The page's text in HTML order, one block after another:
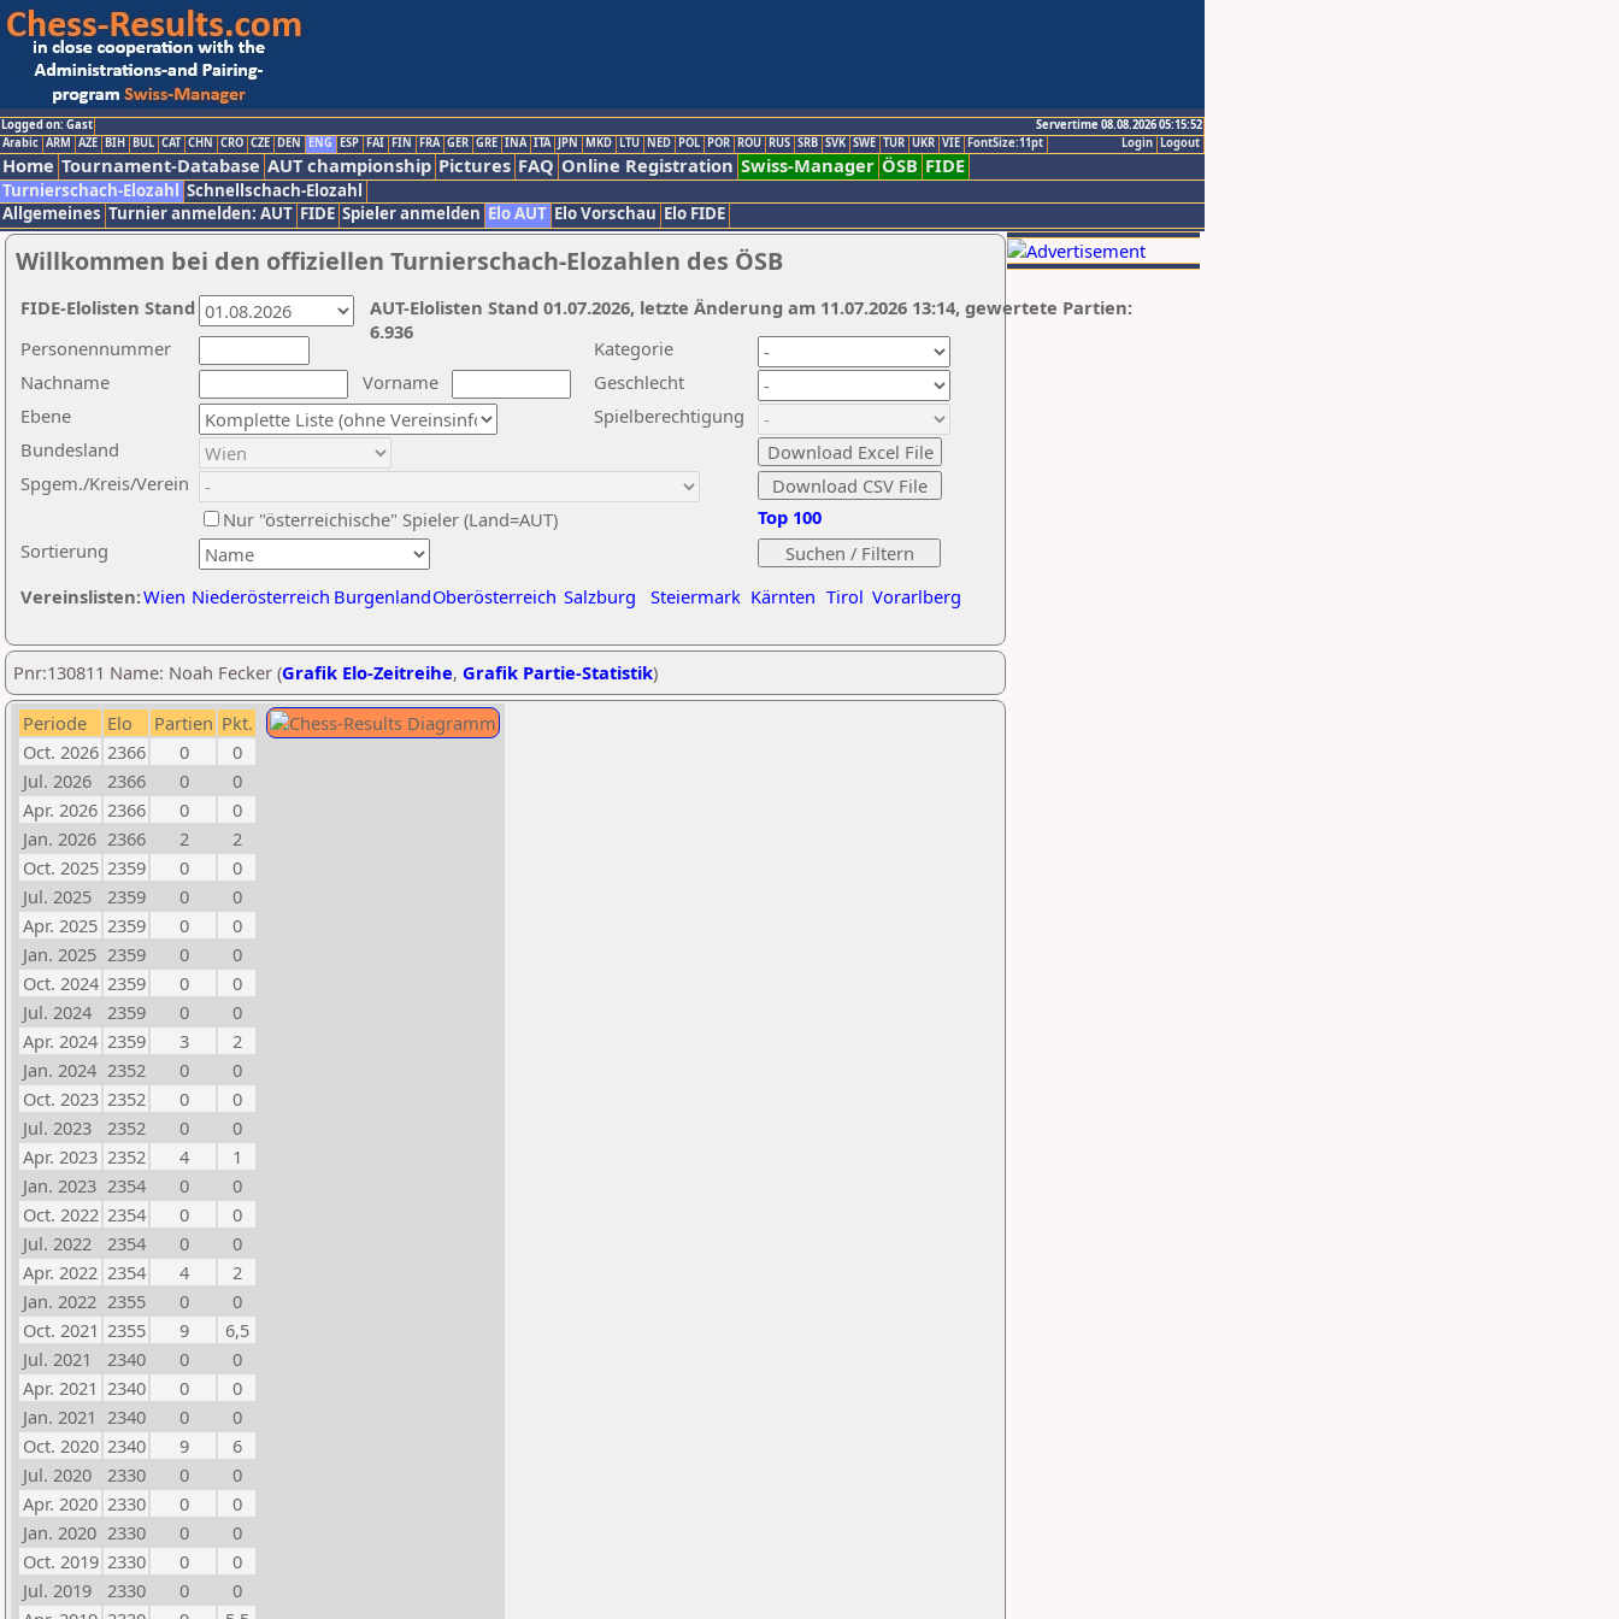
Logged on: Gast
Servertime 08.08.2026 05:15:52
Logout
Login
Arabic ARM AZE BIH BUL CAT CHN CRO CZE DEN ENG ESP FAI FIN FRA GER GRE INA ITA JPN MKD LTU NED POL POR ROU RUS SRB SVK SWE TUR UKR VIE FontSize:11pt
Home Tournament-Database AUT championship Pictures FAQ Online Registration Swiss-Manager ÖSB FIDE
Turnierschach-Elozahl Schnellschach-Elozahl
Allgemeines Turnier anmelden: AUT FIDE Spieler anmelden Elo AUT Elo Vorschau Elo FIDE
Willkommen bei den offiziellen Turnierschach-Elozahlen des ÖSB
Nachname
Vorname
Ebene
Kategorie
Sortierung
Personennummer
Bundesland
Spgem./Kreis/Verein
Geschlecht
Nur "österreichische" Spieler (Land=AUT)
Spielberechtigung
Vereinslisten:Wien Niederösterreich BurgenlandOberösterreich Salzburg Steiermark Kärnten Tirol Vorarlberg
Top 100
AUT-Elolisten Stand 01.07.2026, letzte Änderung am 11.07.2026 13:14, gewertete Partien:
6.936
FIDE-Elolisten Stand
Pnr:130811 Name: Noah Fecker (Grafik Elo-Zeitreihe, Grafik Partie-Statistik)
Periode Elo Partien Pkt.
Oct. 2026 2366 0
0
Jul. 2026
2366 0
0
Apr. 2026 2366 0
0
Jan. 2026 2366 2
2
Oct. 2025 2359 0
0
Jul. 2025
2359 0
0
Apr. 2025 2359 0
0
Jan. 2025 2359 0
0
Oct. 2024 2359 0
0
Jul. 2024
2359 0
0
Apr. 2024 2359 3
2
Jan. 2024 2352 0
0
Oct. 2023 2352 0
0
Jul. 2023
2352 0
0
Apr. 2023 2352 4
1
Jan. 2023 2354 0
0
Oct. 2022 2354 0
0
Jul. 2022
2354 0
0
Apr. 2022 2354 4
2
Jan. 2022 2355 0
0
Oct. 2021 2355 9
6,5
Jul. 2021
2340 0
0
Apr. 2021 2340 0
0
Jan. 2021 2340 0
0
Oct. 2020 2340 9
6
Jul. 2020
2330 0
0
Apr. 2020 2330 0
0
Jan. 2020 2330 0
0
Oct. 2019 2330 0
0
Jul. 2019
2330 0
0